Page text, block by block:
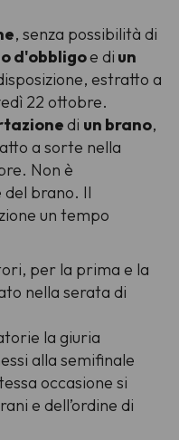
, senza possibilità di
d'obbligoe di un
estratto a
22 ottobre.
di un brano,
a sorte nella
Non è
del brano. Il
un tempo
per la prima e la
nella serata di
la giuria
alla semifinale
occasione si
e dell’ordine di